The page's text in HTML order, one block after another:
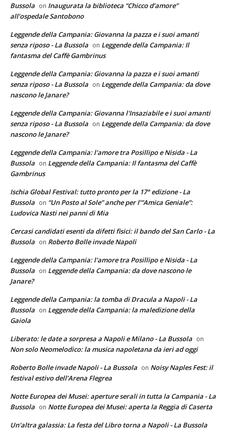
Bussola on Inaugurata la biblioteca “Chicco d’amore”
all’ospedale Santobono
Leggende della Campania: Giovanna la pazza e i suoi amanti
senza riposo - La Bussola on Leggende della Campania: Il
fantasma del Caffè Gambrinus
Leggende della Campania: Giovanna la pazza e i suoi amanti
senza riposo - La Bussola on Leggende della Campania: da dove
nascono le Janare?
Leggende della Campania: Giovanna l'Insaziabile e i suoi amanti
senza riposo - La Bussola on Leggende della Campania: da dove
nascono le Janare?
Leggende della Campania: l'amore tra Posillipo e Nisida - La
Bussola on Leggende della Campania: Il fantasma del Caffè
Gambrinus
Ischia Global Festival: tutto pronto per la 17° edizione - La
Bussola on “Un Posto al Sole” anche per l’”Amica Geniale”:
Ludovica Nasti nei panni di Mia
Cercasi candidati esenti da difetti fisici: il bando del San Carlo - La
Bussola on Roberto Bolle invade Napoli
Leggende della Campania: l'amore tra Posillipo e Nisida - La
Bussola on Leggende della Campania: da dove nascono le
Janare?
Leggende della Campania: la tomba di Dracula a Napoli - La
Bussola on Leggende della Campania: la maledizione della
Gaiola
Liberato: le date a sorpresa a Napoli e Milano - La Bussola on
Non solo Neomelodico: la musica napoletana da ieri ad oggi
Roberto Bolle invade Napoli - La Bussola on Noisy Naples Fest: il
festival estivo dell’Arena Flegrea
Notte Europea dei Musei: aperture serali in tutta la Campania - La
Bussola on Notte Europea dei Musei: aperta la Reggia di Caserta
Un'altra galassia: La festa del Libro torna a Napoli - La Bussola